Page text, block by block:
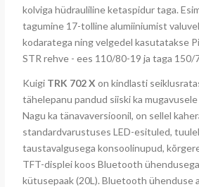
kolviga hüdrauliline ketaspidur taga.
tagumine 17-tolline alumiiniumist
kodaratega ning velgedel kasutatakse
STR rehve - ees 110/80-19 ja taga 150/
Kuigi TRK 702 X on kindlasti
tähelepanu pandud siiski ka
Nagu ka tänavaversioonil, on sellel
standardvarustuses LED-esituled,
taustavalgusega konsoolinupud,
TFT-displei koos Bluetooth
kütusepaak (20L). Bluetooth ühenduse